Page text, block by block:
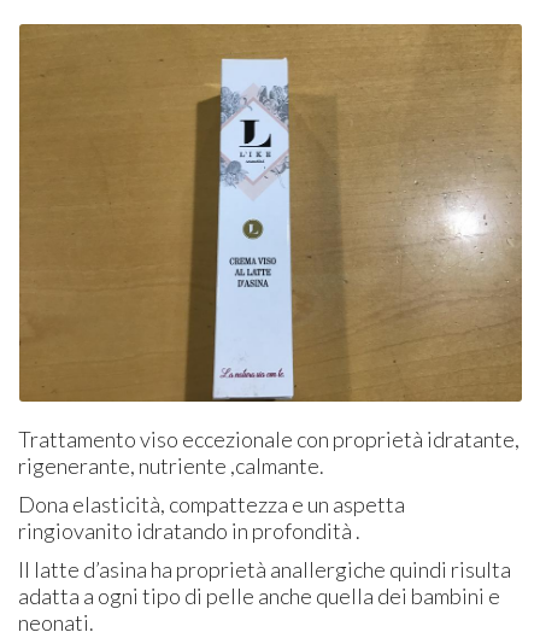
Trattamento viso eccezionale con proprietà idratante,
rigenerante, nutriente ,calmante.
Dona elasticità, compattezza e un aspetta
ringiovanito idratando in profondità .
Il latte d’asina ha proprietà anallergiche quindi risulta
adatta a ogni tipo di pelle anche quella dei bambini e
neonati.